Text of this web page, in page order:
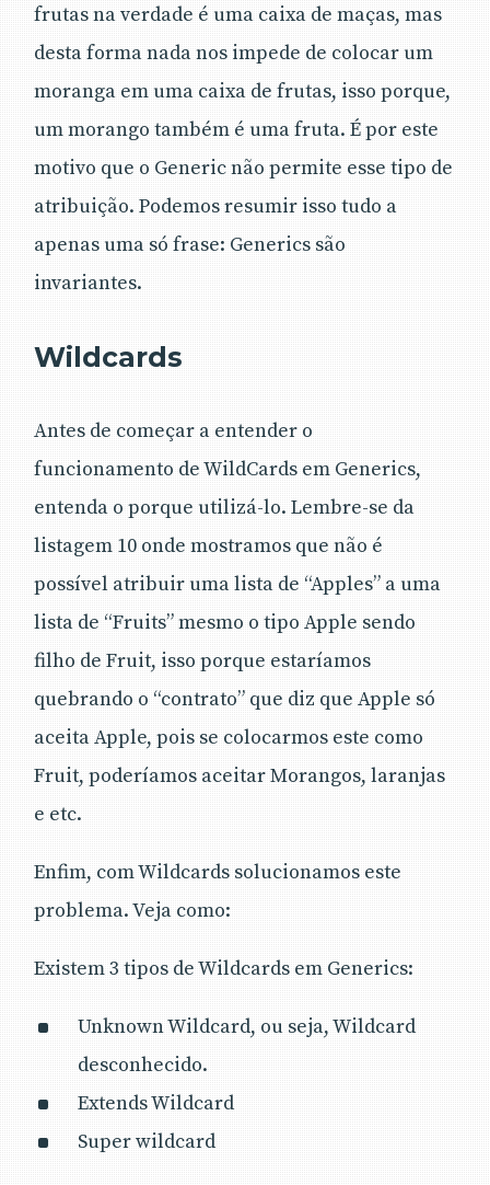
frutas na verdade é uma caixa de maças, mas
desta forma nada nos impede de colocar um
moranga em uma caixa de frutas, isso porque,
um morango também é uma fruta. É por este
motivo que o Generic não permite esse tipo de
atribuição. Podemos resumir isso tudo a
apenas uma só frase: Generics são
invariantes.
Wildcards
Antes de começar a entender o
funcionamento de WildCards em Generics,
entenda o porque utilizá-lo. Lembre-se da
listagem 10 onde mostramos que não é
possível atribuir uma lista de “Apples” a uma
lista de “Fruits” mesmo o tipo Apple sendo
filho de Fruit, isso porque estaríamos
quebrando o “contrato” que diz que Apple só
aceita Apple, pois se colocarmos este como
Fruit, poderíamos aceitar Morangos, laranjas
e etc.
Enfim, com Wildcards solucionamos este
problema. Veja como:
Existem 3 tipos de Wildcards em Generics:
Unknown Wildcard, ou seja, Wildcard
desconhecido.
Extends Wildcard
Super wildcard